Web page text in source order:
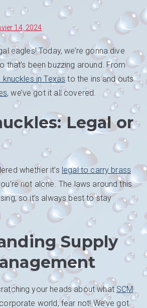
14, 2024
eagles! Today, we’re gonna dive
that’s been buzzing around. From
knuckles in Texas to the ins and outs
, we’ve got it all covered.
Legal or
whether it’s legal to carry brass
not alone. The laws around this
so it’s always best to stay
Supply
your heads about whatSCM
world, fear not! We’ve got